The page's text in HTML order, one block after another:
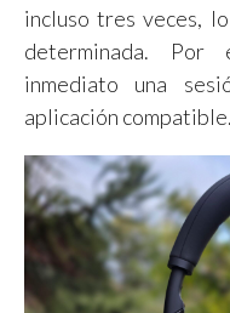
incluso tres veces,
determinada. Por
inmediato una
aplicación compatible.